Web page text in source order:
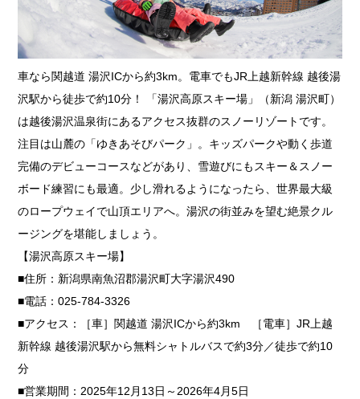
車なら関越道 湯沢ICから約3km。電車でもJR上越新幹線 越後湯
沢駅から徒歩で約10分！ 「湯沢高原スキー場」（新潟 湯沢町）
は越後湯沢温泉街にあるアクセス抜群のスノーリゾートです。
注目は山麓の「ゆきあそびパーク」。キッズパークや動く歩道
完備のデビューコースなどがあり、雪遊びにもスキー＆スノー
ボード練習にも最適。少し滑れるようになったら、世界最大級
のロープウェイで山頂エリアへ。湯沢の街並みを望む絶景クル
ージングを堪能しましょう。
【湯沢高原スキー場】
■住所：新潟県南魚沼郡湯沢町大字湯沢490
■電話：025-784-3326
■アクセス：［車］関越道 湯沢ICから約3km ［電車］JR上越
新幹線 越後湯沢駅から無料シャトルバスで約3分／徒歩で約10
分
■営業期間：2025年12月13日～2026年4月5日